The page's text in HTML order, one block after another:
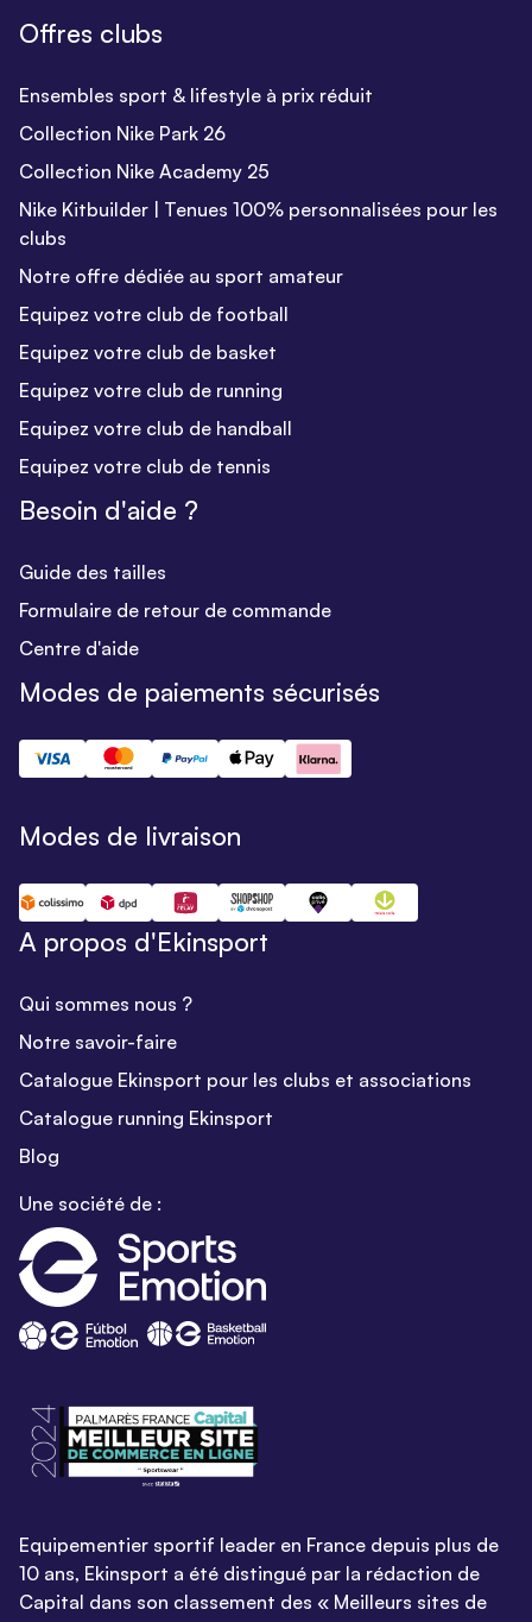
Offres clubs
Ensembles sport & lifestyle à prix réduit
Collection Nike Park 26
Collection Nike Academy 25
Nike Kitbuilder | Tenues 100% personnalisées pour les
clubs
Notre offre dédiée au sport amateur
Equipez votre club de football
Equipez votre club de basket
Equipez votre club de running
Equipez votre club de handball
Equipez votre club de tennis
Besoin d'aide ?
Guide des tailles
Formulaire de retour de commande
Centre d'aide
Modes de paiements sécurisés
Modes de livraison
A propos d'Ekinsport
Qui sommes nous ?
Notre savoir-faire
Catalogue Ekinsport pour les clubs et associations
Catalogue running Ekinsport
Blog
Une société de :
Equipementier sportif leader en France depuis plus de
10 ans, Ekinsport a été distingué par la rédaction de
Capital dans son classement des « Meilleurs sites de